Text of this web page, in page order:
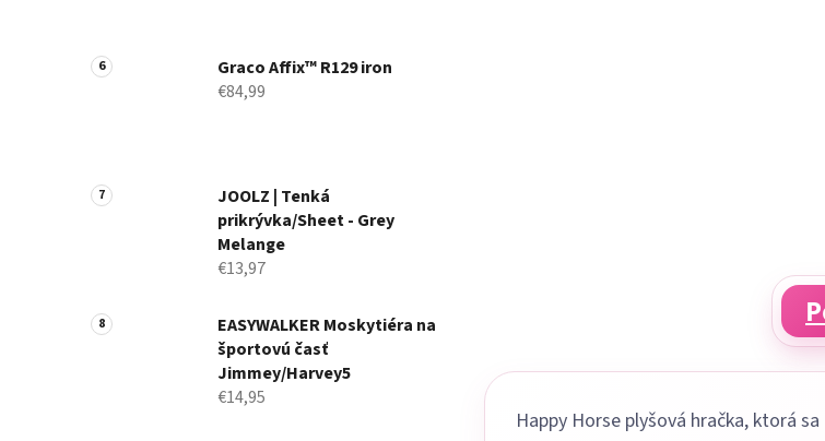
Graco Affix™ R129 iron
€84,99
JOOLZ | Tenká
prikrývka/Sheet - Grey
Melange
€13,97
EASYWALKER Moskytiéra na
športovú časť
Jimmey/Harvey5
€14,95
Happy Horse plyšová hračka, ktorá sa